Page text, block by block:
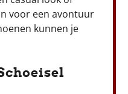
voor een avontuur
kunnen je